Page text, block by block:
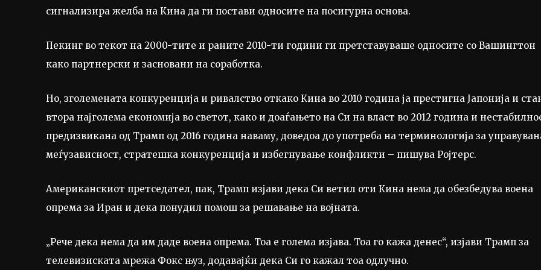
сигнализира желба на Кина да ги постави односите на посигурна основа.
Пекинг во текот на 2000-тите и раните 2010-ти години ги претставуваше односите со Вашингтон
како партнерски и засновани на соработка.
Но, зголемената конкуренција и ривалство откако Кина во 2010 година ја престигна Јапонија и
втора најголема економија во светот, како и доаѓањето на Си на власт во 2012 година и
предизвикана од Трамп од 2016 година наваму, доведоа до употреба на терминологија за
меѓузависност, стратешка конкуренција и избегнување конфликти – пишува Ројтерс.
Американскиот претседател, пак, Трамп изјави дека Си ветил оти Кина нема да обезбедува воена
опрема за Иран и дека понудил помош за решавање на војната.
„Рече дека нема да им даде воена опрема. Тоа е голема изјава. Тоа го кажа денес“, изјави Трамп за
телевизиската мрежа Фокс њуз, додавајќи дека Си го кажал тоа одлучно.